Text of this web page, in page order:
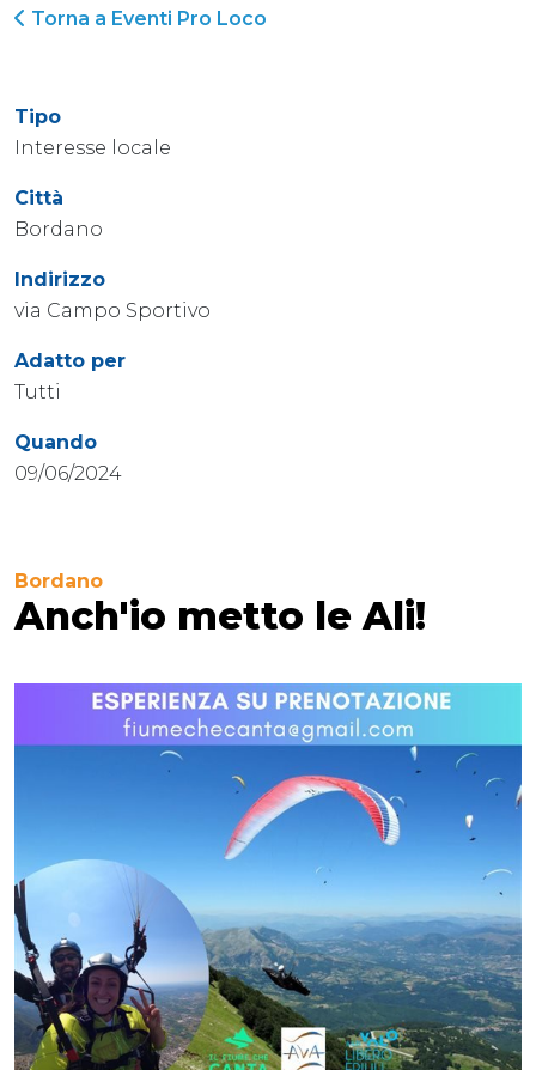
Torna a Eventi Pro Loco
Tipo
Interesse locale
Città
Bordano
Indirizzo
via Campo Sportivo
Adatto per
Tutti
Quando
09/06/2024
Bordano
Anch'io metto le Ali!